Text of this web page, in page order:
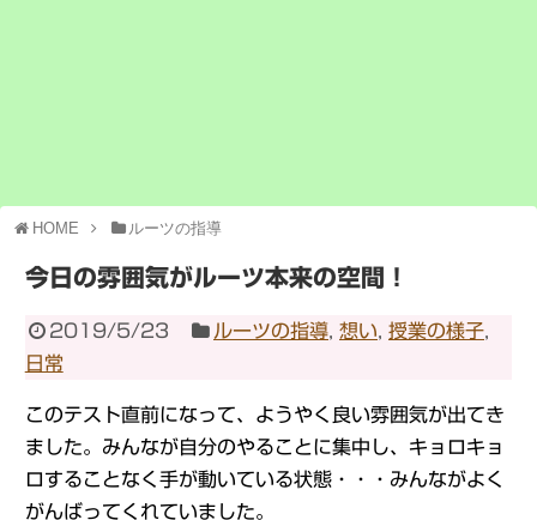
HOME ルーツの指導
今日の雰囲気がルーツ本来の空間！
2019/5/23 ルーツの指導 ,想い ,授業の様子
日常
このテスト直前になって、ようやく良い雰囲気が出てき
ました。みんなが自分のやることに集中し、キョロキョ
ロすることなく手が動いている状態・・・みんながよく
がんばってくれていました。